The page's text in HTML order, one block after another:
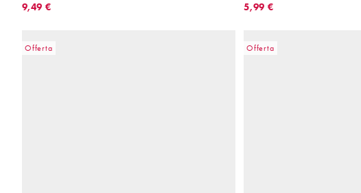
9,49 €
5,99 €
Offerta Offerta